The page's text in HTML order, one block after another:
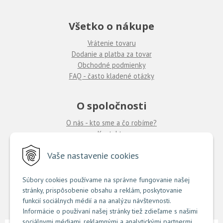
Vaše nastavenie cookies
Súbory cookies používame na správne fungovanie našej
stránky, prispôsobenie obsahu a reklám, poskytovanie
funkcií sociálnych médií a na analýzu návštevnosti.
Informácie o používaní našej stránky tiež zdieľame s našimi
Všetko o nákupe
Vrátenie tovaru
Dodanie a platba za tovar
Obchodné podmienky
FAQ - často kladené otázky
O spoločnosti
O nás - kto sme a čo robíme?
Kontakty
Predajne COUTURE
TU nájdete zoznam našich predajní